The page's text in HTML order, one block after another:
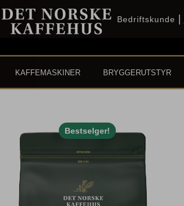
Bedriftskunde
KAFFEMASKINER BRYGGERUTSTYR
Bestselger!